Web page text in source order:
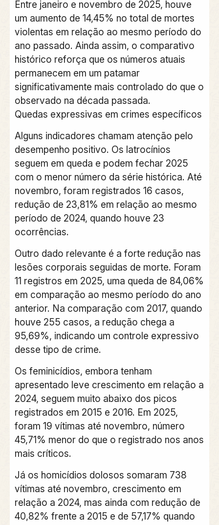
Entre janeiro e novembro de 2025, houve
um aumento de 14,45% no total de mortes
violentas em relação ao mesmo período do
ano passado. Ainda assim, o comparativo
histórico reforça que os números atuais
permanecem em um patamar
significativamente mais controlado do que o
observado na década passada.
Quedas expressivas em crimes específicos
Alguns indicadores chamam atenção pelo
desempenho positivo. Os latrocínios
seguem em queda e podem fechar 2025
com o menor número da série histórica. Até
novembro, foram registrados 16 casos,
redução de 23,81% em relação ao mesmo
período de 2024, quando houve 23
ocorrências.
Outro dado relevante é a forte redução nas
lesões corporais seguidas de morte. Foram
11 registros em 2025, uma queda de 84,06%
em comparação ao mesmo período do ano
anterior. Na comparação com 2017, quando
houve 255 casos, a redução chega a
95,69%, indicando um controle expressivo
desse tipo de crime.
Os feminicídios, embora tenham
apresentado leve crescimento em relação a
2024, seguem muito abaixo dos picos
registrados em 2015 e 2016. Em 2025,
foram 19 vítimas até novembro, número
45,71% menor do que o registrado nos anos
mais críticos.
Já os homicídios dolosos somaram 738
vítimas até novembro, crescimento em
relação a 2024, mas ainda com redução de
40,82% frente a 2015 e de 57,17% quando